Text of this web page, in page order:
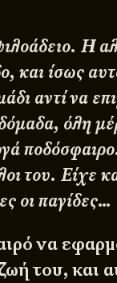
Η
και ίσως
αντί να
όλη
του. Είχε
οι παγίδες…
να
του, και